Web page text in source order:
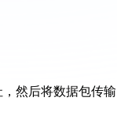
然后将数据包传输